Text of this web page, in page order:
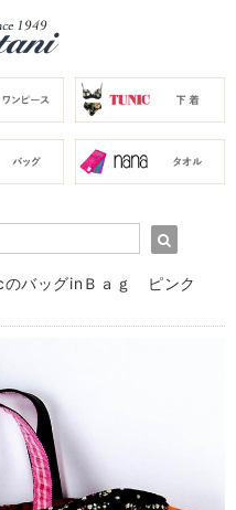
バッグinＢａｇ ピンク